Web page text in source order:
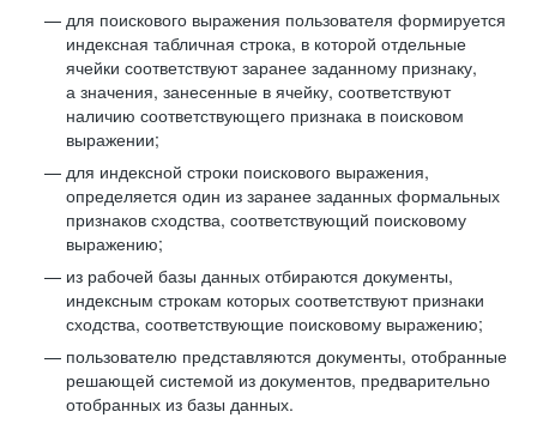
для поискового выражения пользователя формируется
индексная табличная строка, в которой отдельные
ячейки соответствуют заранее заданному признаку,
а значения, занесенные в ячейку, соответствуют
наличию соответствующего признака в поисковом
выражении;
для индексной строки поискового выражения,
определяется один из заранее заданных формальных
признаков сходства, соответствующий поисковому
выражению;
из рабочей базы данных отбираются документы,
индексным строкам которых соответствуют признаки
сходства, соответствующие поисковому выражению;
пользователю представляются документы, отобранные
решающей системой из документов, предварительно
отобранных из базы данных.